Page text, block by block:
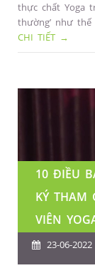
thực chất Yoga
thường’ như thế
CHI TIẾT →
10 ĐIỀU
KÝ THAM
VIÊN
23-06-2022